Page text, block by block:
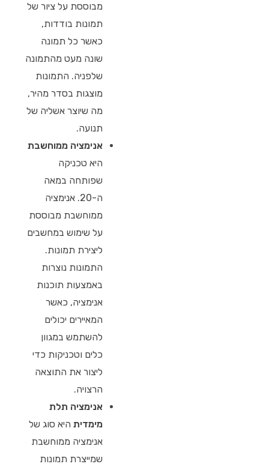
מבוססת על ציור של
תמונות בודדות,
כאשר כל תמונה
שונה מעט מהתמונה
שלפניה. התמונות
מוצגות בסדר מהיר,
מה שיוצר אשליה של
תנועה.
אנימציה ממוחשבת
היא טכניקה
שפותחה במאה
ה-20. אנימציה
ממוחשבת מבוססת
על שימוש במחשבים
ליצירת תמונות.
התמונות נוצרות
באמצעות תוכנות
אנימציה, כאשר
המאיירים יכולים
להשתמש במגוון
כלים וטכניקות כדי
ליצור את התוצאה
הרצויה.
אנימציה תלת
מימדית היא סוג של
אנימציה ממוחשבת
שמייצרת תמונות